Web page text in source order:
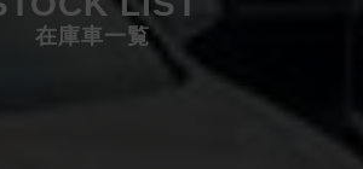
在庫車一覧